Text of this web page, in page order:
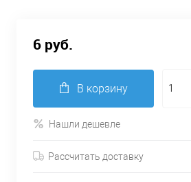
6 руб.
В корзину
Нашли дешевле
Рассчитать доставку